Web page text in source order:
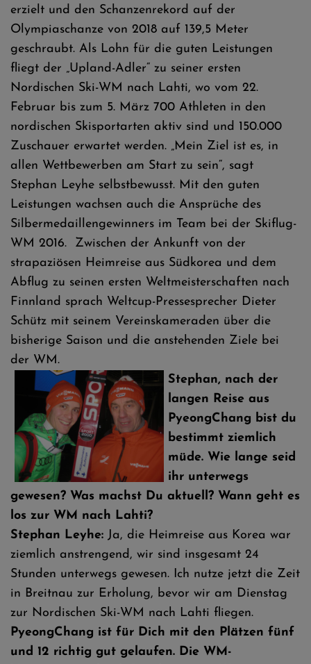
erzielt und den Schanzenrekord auf der
Olympiaschanze von 2018 auf 139,5 Meter
geschraubt. Als Lohn für die guten Leistungen
fliegt der „Upland-Adler“ zu seiner ersten
Nordischen Ski-WM nach Lahti, wo vom 22.
Februar bis zum 5. März 700 Athleten in den
nordischen Skisportarten aktiv sind und 150.000
Zuschauer erwartet werden. „Mein Ziel ist es, in
allen Wettbewerben am Start zu sein“, sagt
Stephan Leyhe selbstbewusst. Mit den guten
Leistungen wachsen auch die Ansprüche des
Silbermedaillengewinners im Team bei der Skiflug-
WM 2016. Zwischen der Ankunft von der
strapaziösen Heimreise aus Südkorea und dem
Abflug zu seinen ersten Weltmeisterschaften nach
Finnland sprach Weltcup-Pressesprecher Dieter
Schütz mit seinem Vereinskameraden über die
bisherige Saison und die anstehenden Ziele bei
der WM.
Stephan, nach der
langen Reise aus
PyeongChang bist du
bestimmt ziemlich
müde. Wie lange seid
ihr unterwegs
gewesen? Was machst Du aktuell? Wann geht es
los zur WM nach Lahti?
Stephan Leyhe: Ja, die Heimreise aus Korea war
ziemlich anstrengend, wir sind insgesamt 24
Stunden unterwegs gewesen. Ich nutze jetzt die Zeit
in Breitnau zur Erholung, bevor wir am Dienstag
zur Nordischen Ski-WM nach Lahti fliegen.
PyeongChang ist für Dich mit den Plätzen fünf
und 12 richtig gut gelaufen. Die WM-